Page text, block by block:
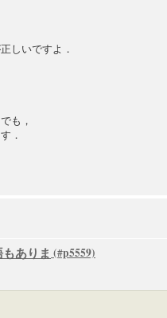
しいですよ．
も，
．
ありま